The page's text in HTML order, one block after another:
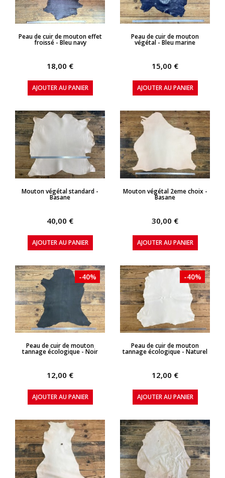
APERÇU RAPIDE
Peau de cuir de mouton effet
froissé - Bleu navy
18,00 €
AJOUTER AU PANIER
APERÇU RAPIDE
Peau de cuir de mouton
végétal - Bleu marine
15,00 €
AJOUTER AU PANIER
APERÇU RAPIDE
Mouton végétal standard -
Basane
40,00 €
AJOUTER AU PANIER
APERÇU RAPIDE
Mouton végétal 2eme choix -
Basane
30,00 €
AJOUTER AU PANIER
APERÇU RAPIDE
-40%
Peau de cuir de mouton
tannage écologique - Noir
12,00 €
AJOUTER AU PANIER
APERÇU RAPIDE
-40%
Peau de cuir de mouton
tannage écologique - Naturel
12,00 €
AJOUTER AU PANIER